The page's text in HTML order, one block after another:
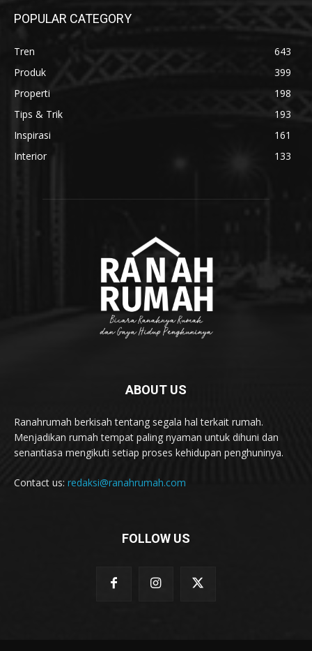
POPULAR CATEGORY
Tren
643
Produk
399
Properti
198
Tips & Trik
193
Inspirasi
161
Interior
133
ABOUT US
Ranahrumah berkisah tentang segala hal terkait rumah.
Menjadikan rumah tempat paling nyaman untuk dihuni dan
senantiasa mengikuti setiap proses kehidupan penghuninya.
Contact us: redaksi@ranahrumah.com
FOLLOW US